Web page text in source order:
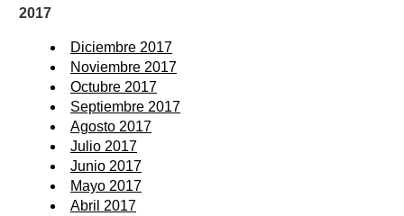
2017
Diciembre 2017
Noviembre 2017
Octubre 2017
Septiembre 2017
Agosto 2017
Julio 2017
Junio 2017
Mayo 2017
Abril 2017